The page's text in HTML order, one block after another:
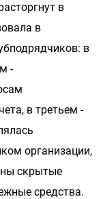
в
в
в
-
в третьем -
организации,
скрытые
средства.